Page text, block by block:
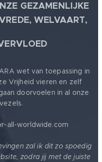
GEZAMENLIJKE
WELVAART,
wet van toepassing in
Vrijheid vieren en zelf
doorvoelen in al onze
all-worldwide.com
zal ik dit zo spoedig
zodra jij met de juiste